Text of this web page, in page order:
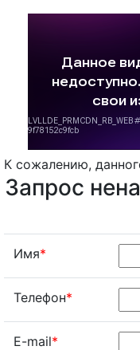
К сожалению,
Запрос
Имя*
Телефон*
E-mail*